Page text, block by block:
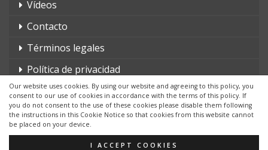
Our website uses cookies. By using our website and agreeing to this policy, you
consent to our use of cookies in accordance with the terms of this policy. If
you do not consent to the use of these cookies please disable them following
the instructions in this Cookie Notice so that cookies from this website cannot
be placed on your device.
I ACCEPT COOKIES
Vídeos
Contacto
Términos legales
Política de privacidad
© 2026 - triatlonchannel.com. Todos los derechos reservados.
Página web creada por:Whyaweb.es